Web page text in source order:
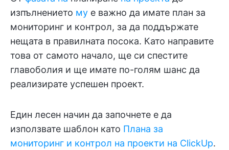
изпълнението му е важно да имате план за
мониторинг и контрол, за да поддържате
нещата в правилната посока. Като направите
това от самото начало, ще си спестите
главоболия и ще имате по-голям шанс да
реализирате успешен проект.
Един лесен начин да започнете е да
използвате шаблон като Плана за
мониторинг и контрол на проекти на ClickUp.